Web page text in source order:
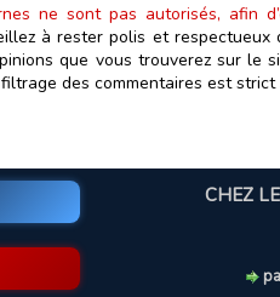
ne sont pas autorisés, afin
à rester polis et
que vous trouverez sur le
des commentaires est
CHEZ